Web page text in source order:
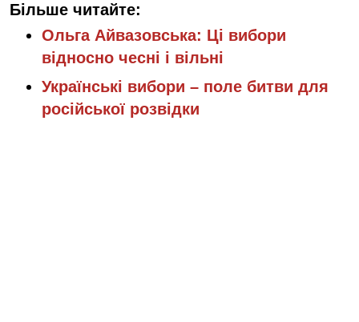
Більше читайте:
Ольга Айвазовська: Ці вибори
відносно чесні і вільні
Українські вибори – поле битви для
російської розвідки